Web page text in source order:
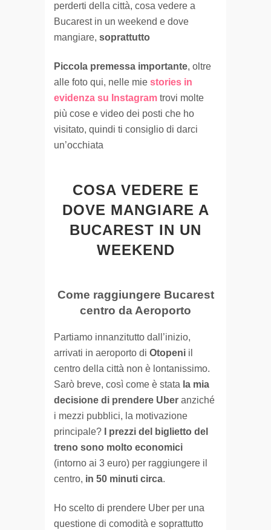
perderti della città, cosa vedere a
Bucarest in un weekend e dove
mangiare, soprattutto
Piccola premessa importante, oltre
alle foto qui, nelle mie stories in
evidenza su Instagram trovi molte
più cose e video dei posti che ho
visitato, quindi ti consiglio di darci
un’occhiata
COSA VEDERE E
DOVE MANGIARE A
BUCAREST IN UN
WEEKEND
Come raggiungere Bucarest
centro da Aeroporto
Partiamo innanzitutto dall’inizio,
arrivati in aeroporto di Otopeni il
centro della città non è lontanissimo.
Sarò breve, così come è stata la mia
decisione di prendere Uber anziché
i mezzi pubblici, la motivazione
principale?
I prezzi del biglietto del
treno sono molto economici
(intorno ai 3 euro) per raggiungere il
centro, in 50 minuti circa.
Ho scelto di prendere Uber per una
questione di comodità e soprattutto